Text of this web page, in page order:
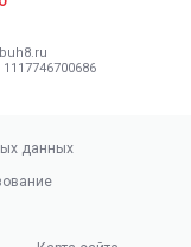
данных